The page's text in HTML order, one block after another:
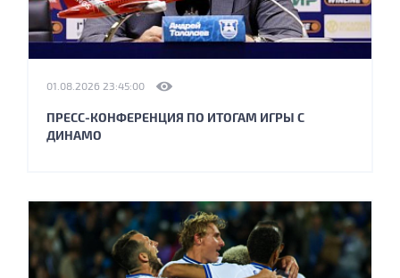
01.08.2026 23:45:00
ПРЕСС-КОНФЕРЕНЦИЯ ПО ИТОГАМ ИГРЫ С
ДИНАМО